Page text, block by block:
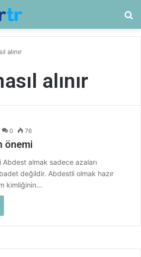
alınır
alınır
0 76
önemi
Abdest almak sadece azaları
değildir. Abdestli olmak hazır
kimliğinin…